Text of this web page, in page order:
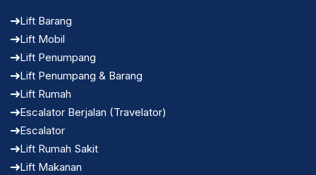
Lift Barang
Lift Mobil
Lift Penumpang
Lift Penumpang & Barang
Lift Rumah
Escalator Berjalan (Travelator)
Escalator
Lift Rumah Sakit
Lift Makanan